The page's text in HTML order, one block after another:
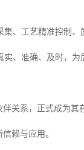
、工艺精准控制、
、准确、及时，
关系，正式成为其
赖与应用。